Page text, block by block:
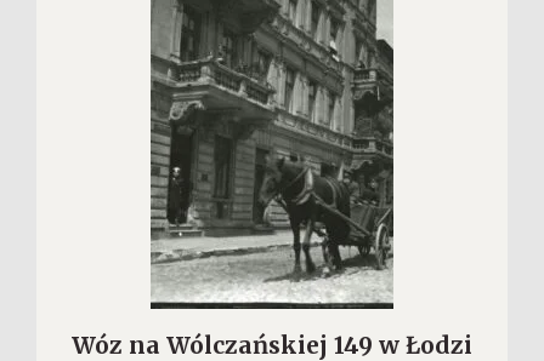
Wóz na Wólczańskiej 149 w Łodzi